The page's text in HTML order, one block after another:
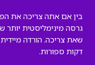
בין אם אתה צריכה את
גרסה מינימליסטית
שאת צריכה. הורדה
דקות ספורות.